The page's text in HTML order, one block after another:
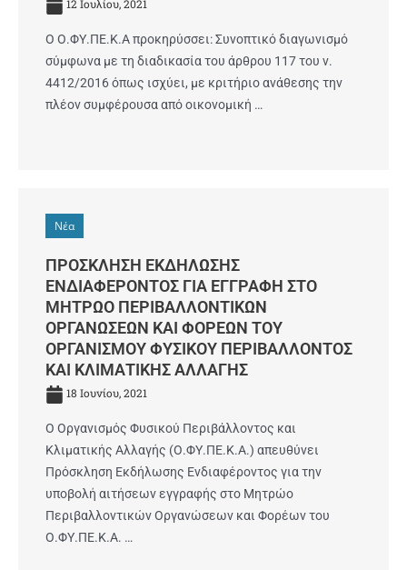
12 Ιουλίου, 2021
Ο Ο.ΦΥ.ΠΕ.Κ.Α προκηρύσσει: Συνοπτικό διαγωνισμό
σύμφωνα με τη διαδικασία του άρθρου 117 του ν.
4412/2016 όπως ισχύει, με κριτήριο ανάθεσης την
πλέον συμφέρουσα από οικονομική …
Νέα
ΠΡΟΣΚΛΗΣΗ ΕΚΔΗΛΩΣΗΣ
ΕΝΔΙΑΦΕΡΟΝΤΟΣ ΓΙΑ ΕΓΓΡΑΦΗ ΣΤΟ
ΜΗΤΡΩΟ ΠΕΡΙΒΑΛΛΟΝΤΙΚΩΝ
ΟΡΓΑΝΩΣΕΩΝ ΚΑΙ ΦΟΡΕΩΝ ΤΟΥ
ΟΡΓΑΝΙΣΜΟΥ ΦΥΣΙΚΟΥ ΠΕΡΙΒΑΛΛΟΝΤΟΣ
ΚΑΙ ΚΛΙΜΑΤΙΚΗΣ ΑΛΛΑΓΗΣ
18 Ιουνίου, 2021
O Οργανισμός Φυσικού Περιβάλλοντος και
Κλιματικής Αλλαγής (Ο.ΦΥ.ΠΕ.Κ.Α.) απευθύνει
Πρόσκληση Εκδήλωσης Ενδιαφέροντος για την
υποβολή αιτήσεων εγγραφής στο Μητρώο
Περιβαλλοντικών Οργανώσεων και Φορέων του
Ο.ΦΥ.ΠΕ.Κ.Α. …